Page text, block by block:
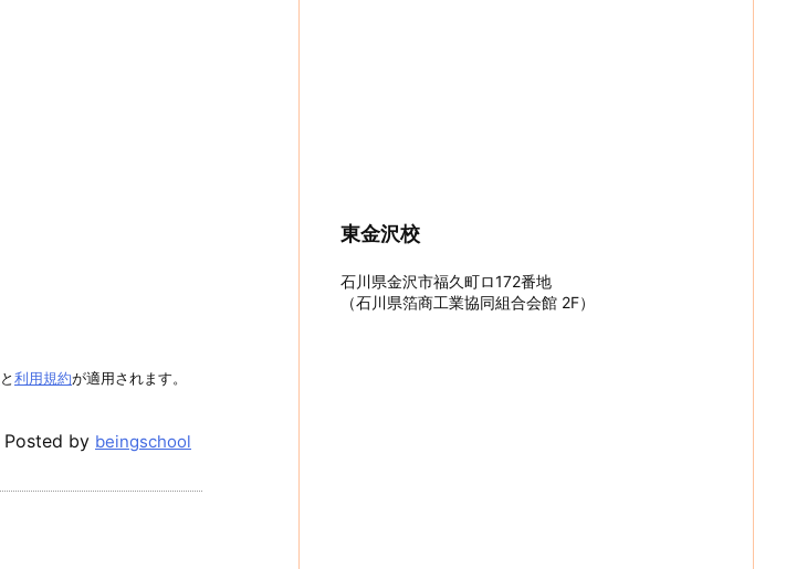
と利用規約が適用されます。
Posted by beingschool
東金沢校
石川県金沢市福久町ロ172番地
（石川県箔商工業協同組合会館 2F）